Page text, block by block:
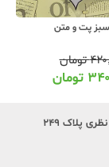
پت و متن
تومان
تومان